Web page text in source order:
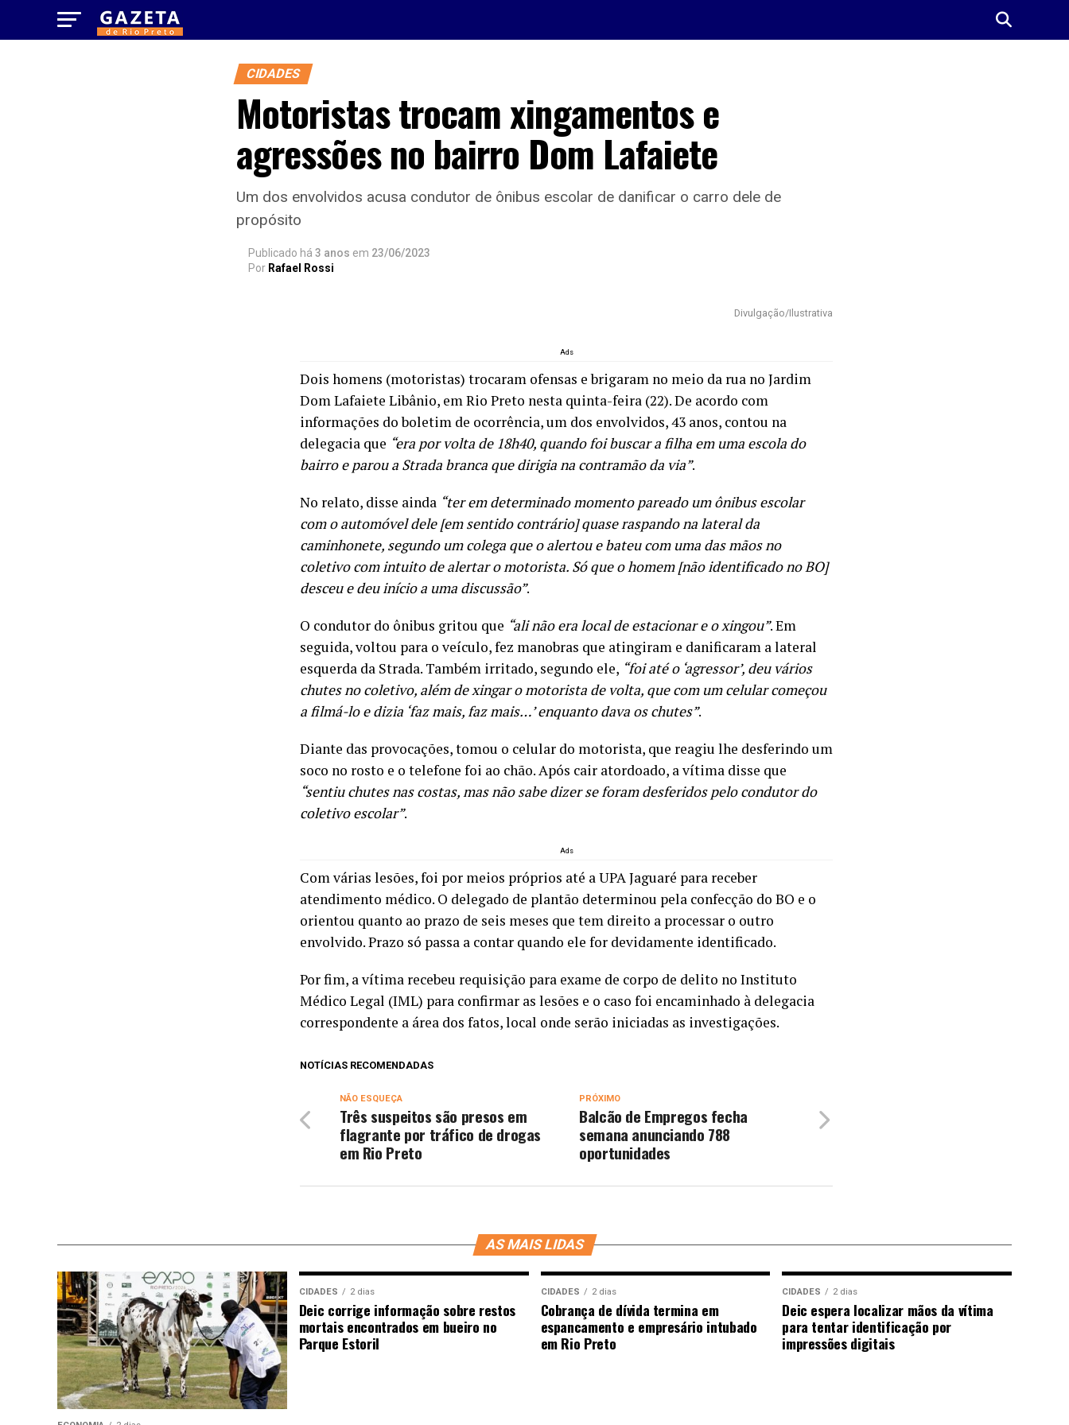
CIDADES
Motoristas trocam xingamentos e
agressões no bairro Dom Lafaiete
Um dos envolvidos acusa condutor de ônibus escolar de danificar o carro dele de
propósito
Publicado há 3 anos em 23/06/2023
Por Rafael Rossi
Divulgação/Ilustrativa
Ads
Dois homens (motoristas) trocaram ofensas e brigaram no meio da rua no Jardim
Dom Lafaiete Libânio, em Rio Preto nesta quinta-feira (22). De acordo com
informações do boletim de ocorrência, um dos envolvidos, 43 anos, contou na
delegacia que “era por volta de 18h40, quando foi buscar a filha em uma escola do
bairro e parou a Strada branca que dirigia na contramão da via”.
No relato, disse ainda “ter em determinado momento pareado um ônibus escolar
com o automóvel dele [em sentido contrário] quase raspando na lateral da
caminhonete, segundo um colega que o alertou e bateu com uma das mãos no
coletivo com intuito de alertar o motorista. Só que o homem [não identificado no BO]
desceu e deu início a uma discussão”.
O condutor do ônibus gritou que “ali não era local de estacionar e o xingou”. Em
seguida, voltou para o veículo, fez manobras que atingiram e danificaram a lateral
esquerda da Strada. Também irritado, segundo ele, “foi até o ‘agressor’, deu vários
chutes no coletivo, além de xingar o motorista de volta, que com um celular começou
a filmá-lo e dizia ‘faz mais, faz mais…’ enquanto dava os chutes”.
Diante das provocações, tomou o celular do motorista, que reagiu lhe desferindo um
soco no rosto e o telefone foi ao chão. Após cair atordoado, a vítima disse que
“sentiu chutes nas costas, mas não sabe dizer se foram desferidos pelo condutor do
coletivo escolar”.
Ads
Com várias lesões, foi por meios próprios até a UPA Jaguaré para receber
atendimento médico. O delegado de plantão determinou pela confecção do BO e o
orientou quanto ao prazo de seis meses que tem direito a processar o outro
envolvido. Prazo só passa a contar quando ele for devidamente identificado.
Por fim, a vítima recebeu requisição para exame de corpo de delito no Instituto
Médico Legal (IML) para confirmar as lesões e o caso foi encaminhado à delegacia
correspondente a área dos fatos, local onde serão iniciadas as investigações.
NOTÍCIAS RECOMENDADAS
PRÓXIMO
Balcão de Empregos fecha
semana anunciando 788
oportunidades
NÃO ESQUEÇA
Três suspeitos são presos em
flagrante por tráfico de drogas
em Rio Preto
AS MAIS LIDAS
CIDADES 2 dias
Deic corrige informação sobre restos
mortais encontrados em bueiro no
Parque Estoril
CIDADES 2 dias
Cobrança de dívida termina em
espancamento e empresário intubado
em Rio Preto
CIDADES 2 dias
Deic espera localizar mãos da vítima
para tentar identificação por
impressões digitais